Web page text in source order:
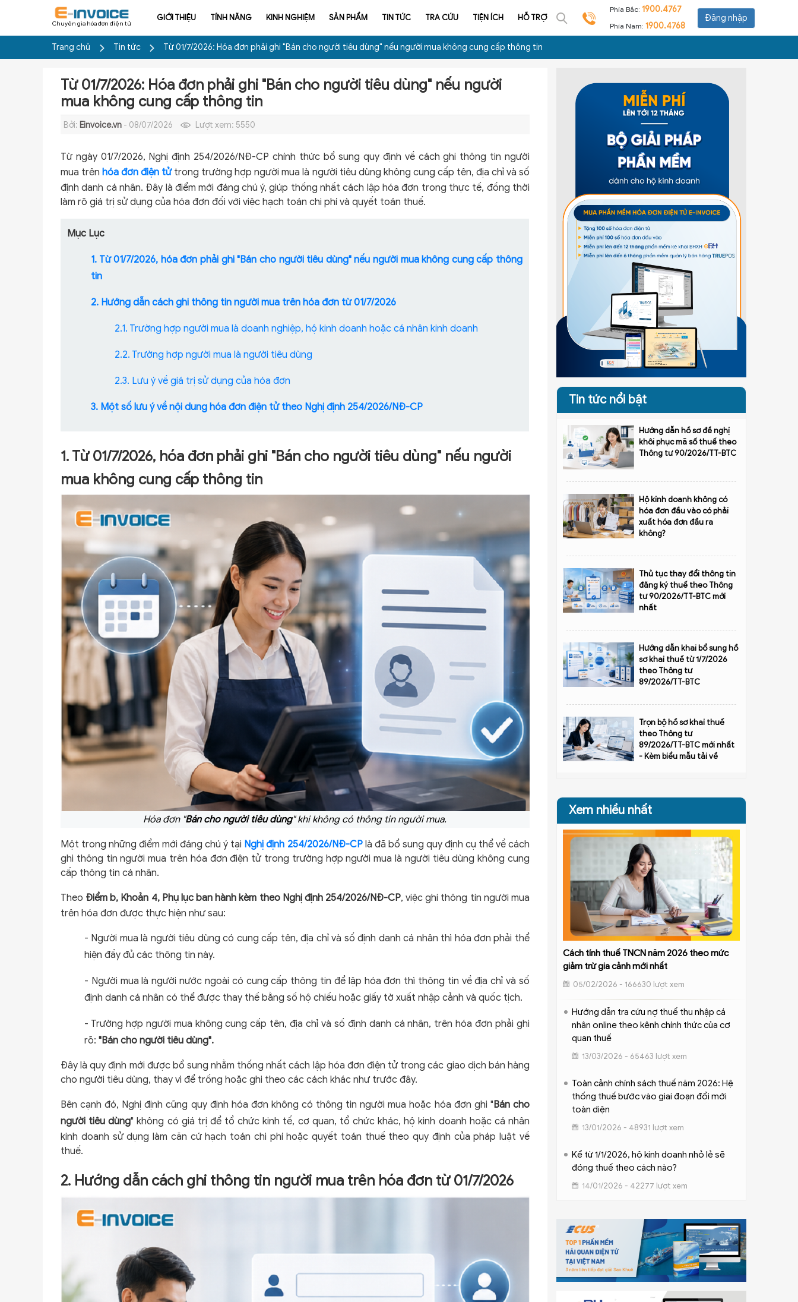
Chuyên gia hóa đơn điện tử
GIỚI THIỆU TÍNH NĂNG KINH NGHIỆM SẢN PHẨM TIN TỨC TRA CỨU TIỆN ÍCH HỖ TRỢ
Phía Bắc: 1900.4767
Phía Nam: 1900.4768
Đăng nhập
Trang chủ Tin tức Từ 01/7/2026: Hóa đơn phải ghi "Bán cho người tiêu dùng" nếu người mua không cung cấp thông tin
Từ 01/7/2026: Hóa đơn phải ghi "Bán cho người tiêu dùng" nếu người
mua không cung cấp thông tin
Bởi: Einvoice.vn - 08/07/2026 Lượt xem: 5550
Từ ngày 01/7/2026, Nghị định 254/2026/NĐ-CP chính thức bổ sung quy định về cách ghi thông tin người
mua trênhóa đơn điện tửtrong trường hợp người mua là người tiêu dùng không cung cấp tên, địa chỉ và số
định danh cá nhân. Đây là điểm mới đáng chú ý, giúp thống nhất cách lập hóa đơn trong thực tế, đồng thời
làm rõ giá trị sử dụng của hóa đơn đối với việc hạch toán chi phí và quyết toán thuế.
Mục Lục
1. Từ 01/7/2026, hóa đơn phải ghi "Bán cho người tiêu dùng" nếu người mua không cung cấp thông
tin
2. Hướng dẫn cách ghi thông tin người mua trên hóa đơn từ 01/7/2026
2.1. Trường hợp người mua là doanh nghiệp, hộ kinh doanh hoặc cá nhân kinh doanh
2.2. Trường hợp người mua là người tiêu dùng
2.3. Lưu ý về giá trị sử dụng của hóa đơn
3. Một số lưu ý về nội dung hóa đơn điện tử theo Nghị định 254/2026/NĐ-CP
1. Từ 01/7/2026, hóa đơn phải ghi "Bán cho người tiêu dùng" nếu người
mua không cung cấp thông tin
Hóa đơn "Bán cho người tiêu dùng" khi không có thông tin người mua.
Một trong những điểm mới đáng chú ý tại Nghị định 254/2026/NĐ-CPlà đã bổ sung quy định cụ thể về cách
ghi thông tin người mua trên hóa đơn điện tử trong trường hợp người mua là người tiêu dùng không cung
cấp thông tin cá nhân.
Theo Điểm b, Khoản 4, Phụ lục ban hành kèm theo Nghị định 254/2026/NĐ-CP, việc ghi thông tin người mua
trên hóa đơn được thực hiện như sau:
- Người mua là người tiêu dùng có cung cấp tên, địa chỉ và số định danh cá nhân thì hóa đơn phải thể
hiện đầy đủ các thông tin này.
- Người mua là người nước ngoài có cung cấp thông tin để lập hóa đơn thì thông tin về địa chỉ và số
định danh cá nhân có thể được thay thế bằng số hộ chiếu hoặc giấy tờ xuất nhập cảnh và quốc tịch.
- Trường hợp người mua không cung cấp tên, địa chỉ và số định danh cá nhân, trên hóa đơn phải ghi
rõ: "Bán cho người tiêu dùng".
Đây là quy định mới được bổ sung nhằm thống nhất cách lập hóa đơn điện tử trong các giao dịch bán hàng
cho người tiêu dùng, thay vì để trống hoặc ghi theo các cách khác như trước đây.
Bên cạnh đó, Nghị định cũng quy định hóa đơn không có thông tin người mua hoặc hóa đơn ghi "Bán cho
người tiêu dùng" không có giá trị để tổ chức kinh tế, cơ quan, tổ chức khác, hộ kinh doanh hoặc cá nhân
kinh doanh sử dụng làm căn cứ hạch toán chi phí hoặc quyết toán thuế theo quy định của pháp luật về
thuế.
2. Hướng dẫn cách ghi thông tin người mua trên hóa đơn từ 01/7/2026
Tin tức nổi bật
Hướng dẫn hồ sơ đề nghị
khôi phục mã số thuế theo
Thông tư 90/2026/TT-BTC
Hộ kinh doanh không có
hóa đơn đầu vào có phải
xuất hóa đơn đầu ra
không?
Thủ tục thay đổi thông tin
đăng ký thuế theo Thông
tư 90/2026/TT-BTC mới
nhất
Hướng dẫn khai bổ sung hồ
sơ khai thuế từ 1/7/2026
theo Thông tư
89/2026/TT-BTC
Trọn bộ hồ sơ khai thuế
theo Thông tư
89/2026/TT-BTC mới nhất
- Kèm biểu mẫu tải về
Xem nhiều nhất
Cách tính thuế TNCN năm 2026 theo mức
giảm trừ gia cảnh mới nhất
05/02/2026 - 166630 lượt xem
Hướng dẫn tra cứu nợ thuế thu nhập cá
nhân online theo kênh chính thức của cơ
quan thuế
13/03/2026 - 65463 lượt xem
Toàn cảnh chính sách thuế năm 2026: Hệ
thống thuế bước vào giai đoạn đổi mới
toàn diện
13/01/2026 - 48931 lượt xem
Kể từ 1/1/2026, hộ kinh doanh nhỏ lẻ sẽ
đóng thuế theo cách nào?
14/01/2026 - 42277 lượt xem